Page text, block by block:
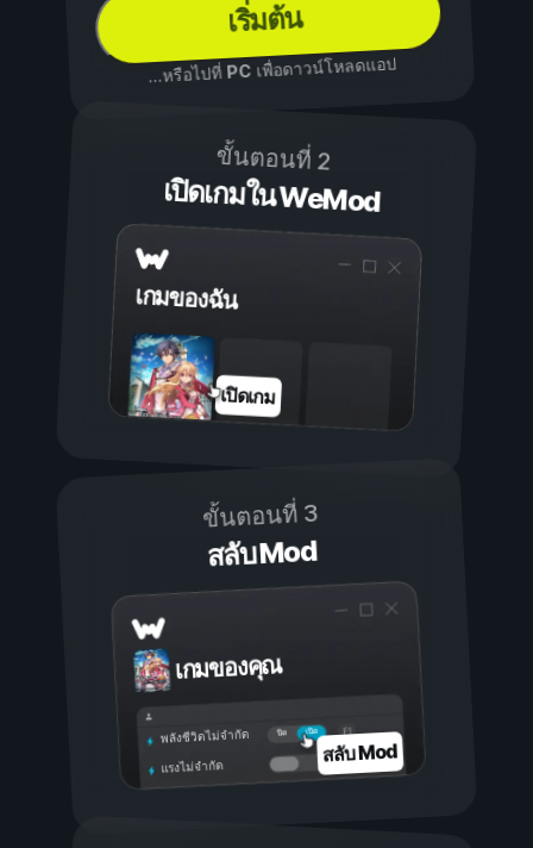
เริ่มต้น
...หรือไปที่ PCเพื่อดาวน์โหลดแอป
ขั้นตอนที่ 2
เปิดเกมใน WeMod
เกมของฉัน
เปิดเกม
ขั้นตอนที่ 3
สลับ Mod
เกมของคุณ
เปิด
ปิด
พลังชีวิตไม่จำกัด
แรงไม่จำกัด สลับ Mod